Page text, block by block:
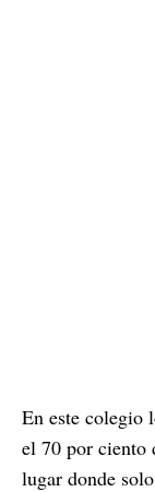
En este colegio
el 70 por ciento
lugar donde